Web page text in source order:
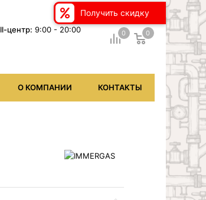
центр: 9:00 - 20:00
О КОМПАНИИ КОНТАКТЫ
0 0
Получить скидку